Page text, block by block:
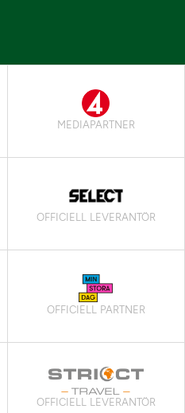
MEDIAPARTNER
OFFICIELL LEVERANTÖR
OFFICIELL PARTNER
OFFICIELL LEVERANTÖR